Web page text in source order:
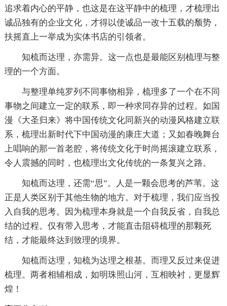
追求着内心的平静，也这是在这平静中的梳理，才梳理出
诚品独有的企业文化，才得以使诚品一改十五载的颓势，
扶摇直上一举成为实体书店的引领者。
知梳而达理，亦需异。这一点也是最能区别梳理与整
理的一个方面。
与整理单纯罗列不同事物相异，梳理多了一个在不同
事物之间建立一定的联系，即一种求同存异的过程。如国
漫《大圣归来》将中国传统文化同新兴的动漫风格建立联
系，梳理出新时代下中国动漫的康庄大道；又如春晚舞台
上唱响的那一首老腔，将传统文化于时尚摇滚建立联系，
令人震撼的同时，也梳理出文化传统的一条复兴之路。
知梳而达理，还需“思”。人是一颗会思考的芦苇。这
正是人类区别于其他生物的地方。对于梳理，我们应当投
入自我的思考。因为梳理本身就是一个自我反省，自我总
结的过程。仅有带入思考，才能直击阻碍梳理的那颗死
结，才能最终达到致理的境界。
知梳而达理，知梳为达理之根基。而理又反过来促进
梳理。两者相辅相成，如明珠照山河，互相映衬，更显辉
煌！